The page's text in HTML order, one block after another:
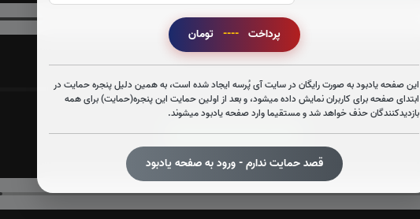
پرداخت ---- تومان
این صفحه یادبود به صورت رایگان در سایت آی پُرسه ایجاد شده است، به همین دلیل پنجره حمایت در
ابتدای صفحه برای کاربران نمایش داده میشود، و بعد از اولین حمایت این پنجره(حمایت) برای همه
بازدیدکنندگان حذف خواهد شد و مستقیما وارد صفحه یادبود میشوند.
قصد حمایت ندارم - ورود به صفحه یادبود
قرائت سوره واقعه را تقبل میکنم
صوت سوره واقعه